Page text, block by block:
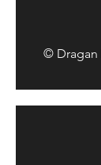
© Dragan